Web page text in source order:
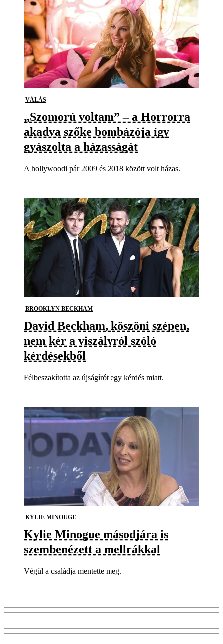
VÁLÁS
„Szomorú voltam” – a Horrorra
akadva szőke bombázója így
gyászolta a házasságát
A hollywoodi pár 2009 és 2018 között volt házas.
BROOKLYN BECKHAM
David Beckham, köszöni szépen,
nem kér a viszályról szóló
kérdésekből
Félbeszakította az újságírót egy kérdés miatt.
KYLIE MINOUGE
Kylie Minogue másodjára is
szembenézett a mellrákkal
Végül a családja mentette meg.